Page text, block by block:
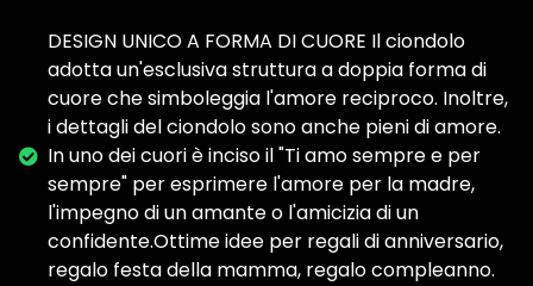
DESIGN UNICO A FORMA DI CUORE Il ciondolo
adotta un'esclusiva struttura a doppia forma di
cuore che simboleggia l'amore reciproco. Inoltre,
i dettagli del ciondolo sono anche pieni di amore.
In uno dei cuori è inciso il "Ti amo sempre e per
sempre" per esprimere l'amore per la madre,
l'impegno di un amante o l'amicizia di un
confidente.Ottime idee per regali di anniversario,
regalo festa della mamma, regalo compleanno.